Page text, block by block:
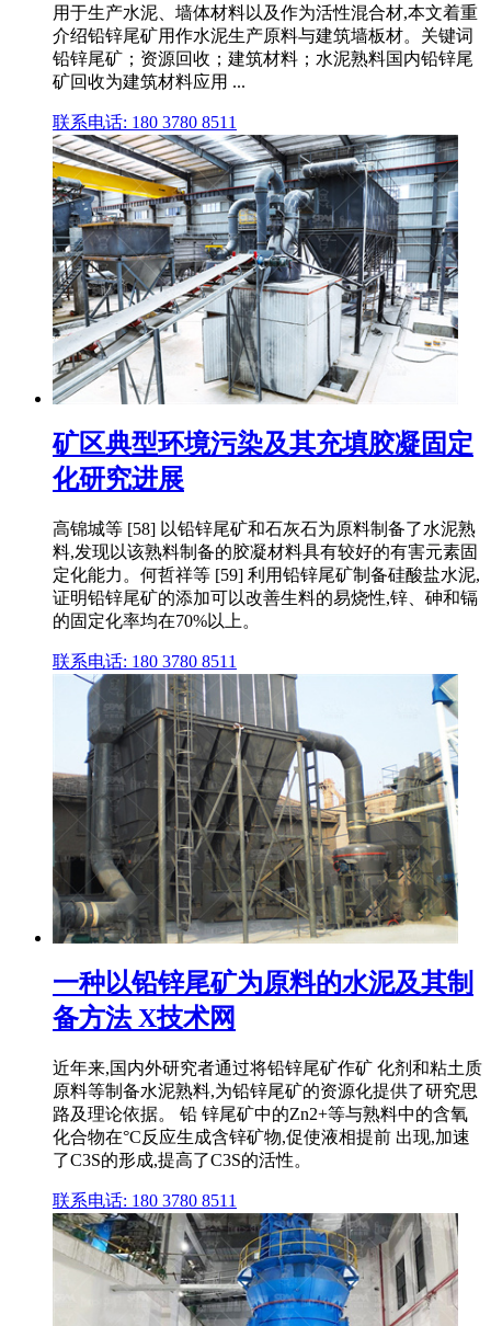
用于生产水泥、墙体材料以及作为活性混合材,本文着重
介绍铅锌尾矿用作水泥生产原料与建筑墙板材。关键词
铅锌尾矿；资源回收；建筑材料；水泥熟料国内铅锌尾
矿回收为建筑材料应用 ...
联系电话: 180 3780 8511
矿区典型环境污染及其充填胶凝固定
化研究进展
高锦城等 [58] 以铅锌尾矿和石灰石为原料制备了水泥熟
料,发现以该熟料制备的胶凝材料具有较好的有害元素固
定化能力。何哲祥等 [59] 利用铅锌尾矿制备硅酸盐水泥,
证明铅锌尾矿的添加可以改善生料的易烧性,锌、砷和镉
的固定化率均在70%以上。
联系电话: 180 3780 8511
一种以铅锌尾矿为原料的水泥及其制
备方法 X技术网
近年来,国内外研究者通过将铅锌尾矿作矿 化剂和粘土质
原料等制备水泥熟料,为铅锌尾矿的资源化提供了研究思
路及理论依据。 铅 锌尾矿中的Zn2+等与熟料中的含氧
化合物在°C反应生成含锌矿物,促使液相提前 出现,加速
了C3S的形成,提高了C3S的活性。
联系电话: 180 3780 8511